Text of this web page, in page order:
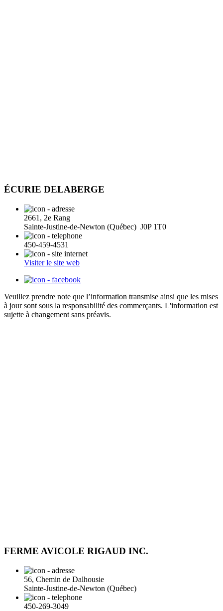
ÉCURIE DELABERGE
2661, 2e Rang
Sainte-Justine-de-Newton (Québec) J0P 1T0
450-459-4531
Visiter le site web
Veuillez prendre note que l’information transmise ainsi que les mises
à jour sont sous la responsabilité des commerçants. L'information est
sujette à changement sans préavis.
FERME AVICOLE RIGAUD INC.
56, Chemin de Dalhousie
Sainte-Justine-de-Newton (Québec)
450-269-3049